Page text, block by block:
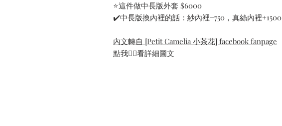
⭐️這件做中長版外套 $6000
✔️中長版換內裡的話：紗內裡+750，真絲內裡+1500
內文轉自 [Petit Camelia 小茶花] facebook fanpage
點我👆🏻看詳細圖文